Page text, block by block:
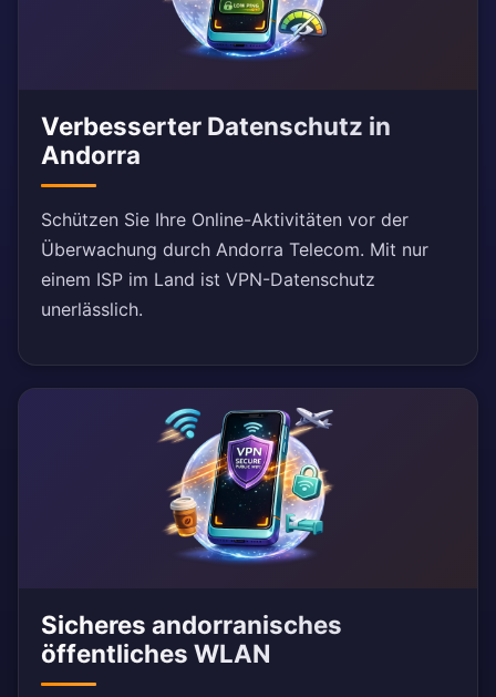
Verbesserter Datenschutz in
Andorra
Schützen Sie Ihre Online-Aktivitäten vor der
Überwachung durch Andorra Telecom. Mit nur
einem ISP im Land ist VPN-Datenschutz
unerlässlich.
Sicheres andorranisches
öffentliches WLAN